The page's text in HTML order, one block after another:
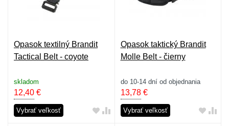
Opasok textilný Brandit
Tactical Belt - coyote
skladom
12,40 €
Vybrať veľkosť
Opasok taktický Brandit
Molle Belt - čierny
do 10-14 dní od objednania
13,78€
Vybrať veľkosť